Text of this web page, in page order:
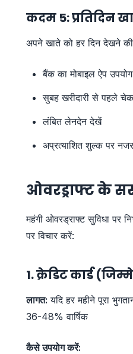
कदम 5: प्रतिदिन
अपने खाते को हर दिन देखने
बैंक का मोबाइल ऐप
सुबह खरीदारी से पहले
लंबित लेनदेन देखें
अप्रत्याशित शुल्क पर
ओवरड्राफ्ट के
महंगी ओवरड्राफ्ट सुविधा पर
पर विचार करें:
1. क्रेडिट कार्ड
लागत: यदि हर महीने पूरा
36-48% वार्षिक
कैसे उपयोग करें: